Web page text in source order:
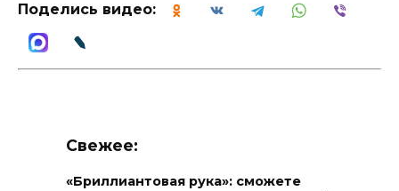
Поделись видео:
Свежее:
«Бриллиантовая рука»: сможете